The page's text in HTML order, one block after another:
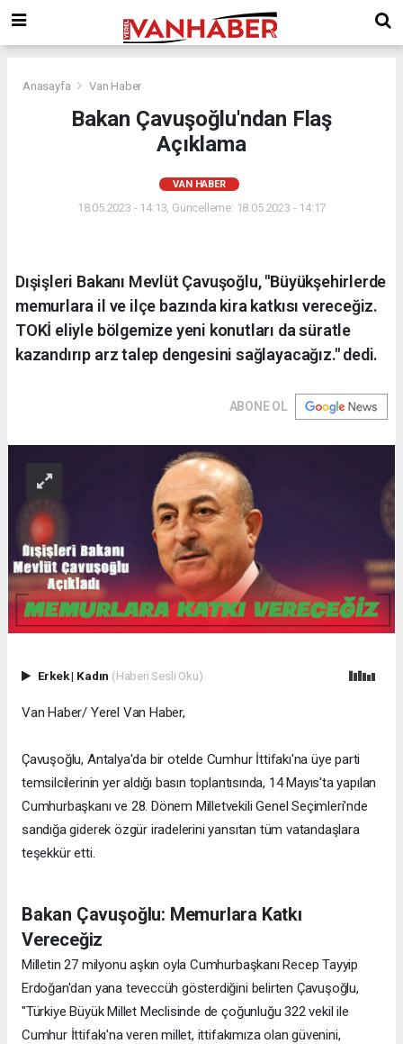
Anasayfa Van Haber
Bakan Çavuşoğlu'ndan Flaş
Açıklama
VAN HABER
18.05.2023 - 14:13, Güncelleme: 18.05.2023 - 14:17
Dışişleri Bakanı Mevlüt Çavuşoğlu, "Büyükşehirlerde
memurlara il ve ilçe bazında kira katkısı vereceğiz.
TOKİ eliyle bölgemize yeni konutları da süratle
kazandırıp arz talep dengesini sağlayacağız." dedi.
ABONE OL
Erkek| Kadın (Haberi Sesli Oku)
Van Haber/ Yerel Van Haber,
Çavuşoğlu, Antalya'da bir otelde Cumhur İttifakı'na üye parti
temsilcilerinin yer aldığı basın toplantısında, 14 Mayıs'ta yapılan
Cumhurbaşkanı ve 28. Dönem Milletvekili Genel Seçimleri'nde
sandığa giderek özgür iradelerini yansıtan tüm vatandaşlara
teşekkür etti.
Bakan Çavuşoğlu: Memurlara Katkı
Vereceğiz
Milletin 27 milyonu aşkın oyla Cumhurbaşkanı Recep Tayyip
Erdoğan'dan yana teveccüh gösterdiğini belirten Çavuşoğlu,
"Türkiye Büyük Millet Meclisinde de çoğunluğu 322 vekil ile
Cumhur İttifakı'na veren millet, ittifakımıza olan güvenini,